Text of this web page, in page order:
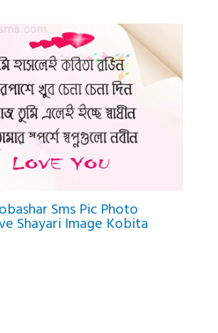
Sms Pic Photo
Shayari Image Kobita